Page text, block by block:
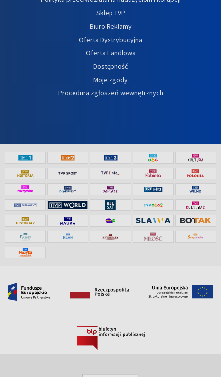
Sklep TVP
Biuro Reklamy
Oferta Dystrybucyjna
Oferta Handlowa
Dostępność
Moje zgody
Procedura zgłoszeń wewnętrznych